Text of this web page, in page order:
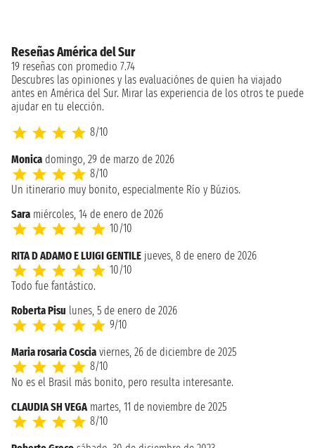
Reseñas América del Sur
19 reseñas con promedio 7.74
Descubres las opiniones y las evaluaciónes de quien ha viajado
antes en América del Sur. Mirar las experiencia de los otros te puede
ajudar en tu elección.
8/10
Monica domingo, 29 de marzo de 2026
8/10
Un itinerario muy bonito, especialmente Río y Búzios.
Sara miércoles, 14 de enero de 2026
10/10
RITA D ADAMO E LUIGI GENTILE jueves, 8 de enero de 2026
10/10
Todo fue fantástico.
Roberta Pisu lunes, 5 de enero de 2026
9/10
Maria rosaria Coscia viernes, 26 de diciembre de 2025
8/10
No es el Brasil más bonito, pero resulta interesante.
CLAUDIA SH VEGA martes, 11 de noviembre de 2025
8/10